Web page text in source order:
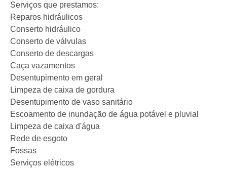
Serviços que prestamos:
Reparos hidráulicos
Conserto hidráulico
Conserto de válvulas
Conserto de descargas
Caça vazamentos
Desentupimento em geral
Limpeza de caixa de gordura
Desentupimento de vaso sanitário
Escoamento de inundação de água potável e pluvial
Limpeza de caixa d'água
Rede de esgoto
Fossas
Serviços elétricos